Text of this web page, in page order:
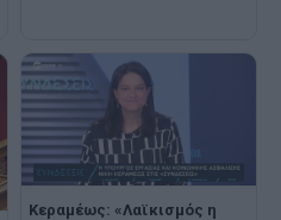
Κεραμέως: «Λαϊκισμός η